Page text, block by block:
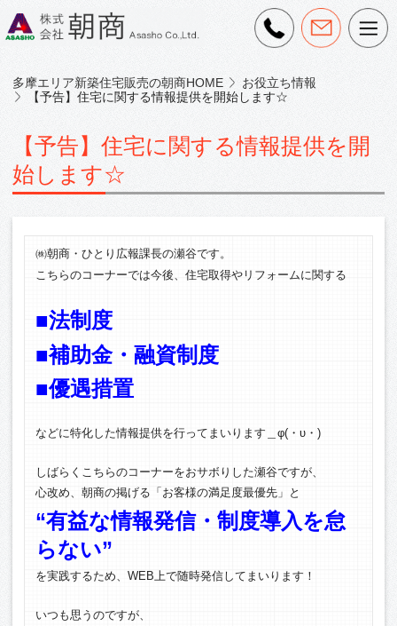
多摩エリア新築住宅販売の朝商HOME
お役立ち情報
【予告】住宅に関する情報提供を開始します☆
【予告】住宅に関する情報提供を開
始します☆
㈱朝商・ひとり広報課長の瀬谷です。
こちらのコーナーでは今後、住宅取得やリフォームに関する
■法制度
■補助金・融資制度
■優遇措置
などに特化した情報提供を行ってまいります＿φ(・υ・)
しばらくこちらのコーナーをおサボりした瀬谷ですが、
心改め、朝商の掲げる「お客様の満足度最優先」と
“有益な情報発信・制度導入を怠
らない”
を実践するため、WEB上で随時発信してまいります！
いつも思うのですが、